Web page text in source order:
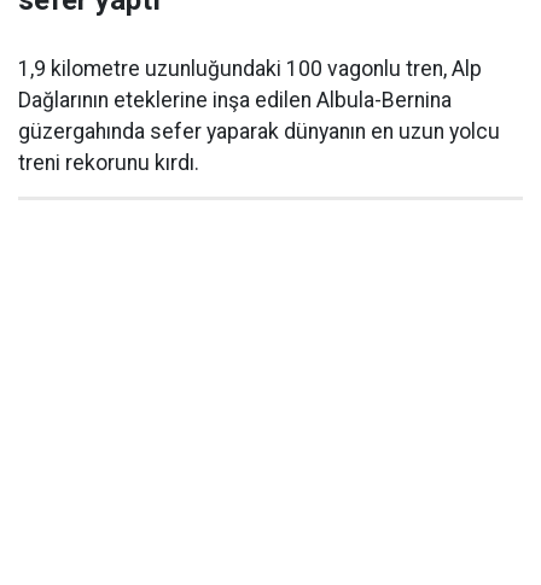
1,9 kilometre uzunluğundaki 100 vagonlu tren, Alp
Dağlarının eteklerine inşa edilen Albula-Bernina
güzergahında sefer yaparak dünyanın en uzun yolcu
treni rekorunu kırdı.